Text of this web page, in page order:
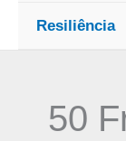
Resiliência
50